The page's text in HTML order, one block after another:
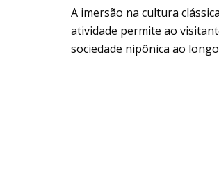
A imersão na cultura
atividade permite ao
sociedade nipônica ao